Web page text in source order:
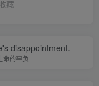
收藏
disappointment.
命的辜负